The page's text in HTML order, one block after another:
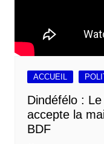
ACCUEIL
Dindéfélo :
accepte la
BDF